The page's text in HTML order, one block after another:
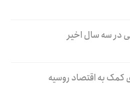
کمک به اقتصاد روسیه